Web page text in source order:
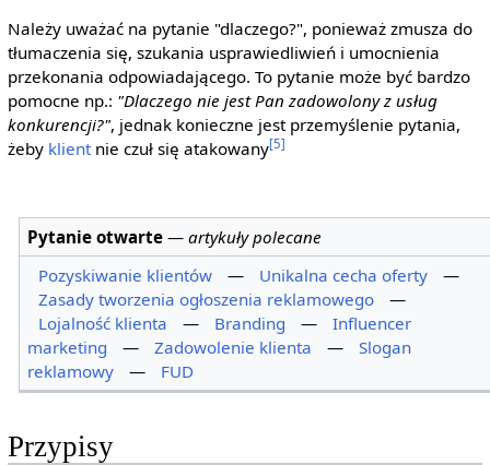
Należy uważać na pytanie "dlaczego?", ponieważ zmusza do
tłumaczenia się, szukania usprawiedliwień i umocnienia
przekonania odpowiadającego. To pytanie może być bardzo
pomocne np.: "Dlaczego nie jest Pan zadowolony z usług
konkurencji?", jednak konieczne jest przemyślenie pytania,
żeby klientnie czuł się atakowany[5]
Pytanie otwarte —artykuły polecane
Pozyskiwanie klientów
— Unikalna cecha oferty
—
Zasady tworzenia ogłoszenia reklamowego
—
Lojalność klienta
— Branding —
Influencer
marketing
— Zadowolenie klienta —
Slogan
reklamowy
— FUD
Przypisy